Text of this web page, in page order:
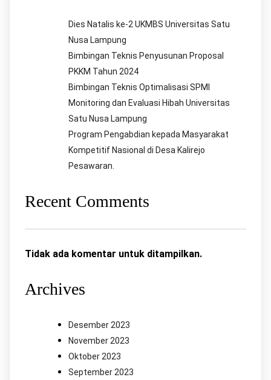
Dies Natalis ke-2 UKMBS Universitas Satu
Nusa Lampung
Bimbingan Teknis Penyusunan Proposal
PKKM Tahun 2024
Bimbingan Teknis Optimalisasi SPMI
Monitoring dan Evaluasi Hibah Universitas
Satu Nusa Lampung
Program Pengabdian kepada Masyarakat
Kompetitif Nasional di Desa Kalirejo
Pesawaran.
Recent Comments
Tidak ada komentar untuk ditampilkan.
Archives
Desember 2023
November 2023
Oktober 2023
September 2023